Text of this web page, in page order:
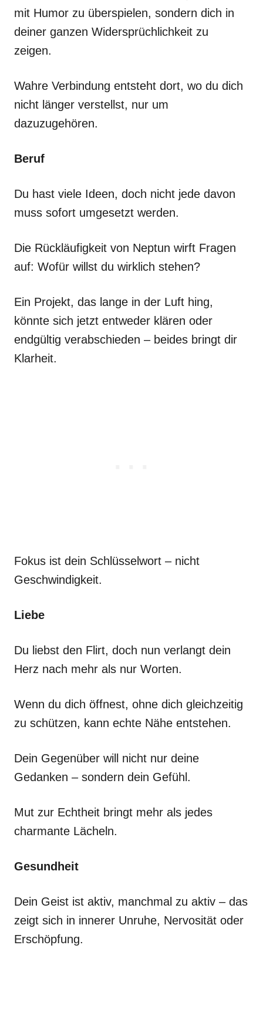
mit Humor zu überspielen, sondern dich in
deiner ganzen Widersprüchlichkeit zu
zeigen.
Wahre Verbindung entsteht dort, wo du dich
nicht länger verstellst, nur um
dazuzugehören.
Beruf
Du hast viele Ideen, doch nicht jede davon
muss sofort umgesetzt werden.
Die Rückläufigkeit von Neptun wirft Fragen
auf: Wofür willst du wirklich stehen?
Ein Projekt, das lange in der Luft hing,
könnte sich jetzt entweder klären oder
endgültig verabschieden – beides bringt dir
Klarheit.
Fokus ist dein Schlüsselwort – nicht
Geschwindigkeit.
Liebe
Du liebst den Flirt, doch nun verlangt dein
Herz nach mehr als nur Worten.
Wenn du dich öffnest, ohne dich gleichzeitig
zu schützen, kann echte Nähe entstehen.
Dein Gegenüber will nicht nur deine
Gedanken – sondern dein Gefühl.
Mut zur Echtheit bringt mehr als jedes
charmante Lächeln.
Gesundheit
Dein Geist ist aktiv, manchmal zu aktiv – das
zeigt sich in innerer Unruhe, Nervosität oder
Erschöpfung.